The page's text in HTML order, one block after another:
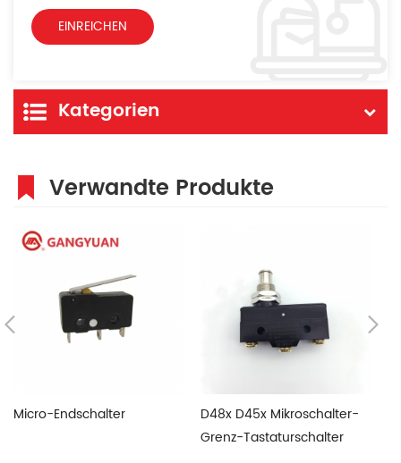
Kategorien
Verwandte Produkte
Micro-Endschalter
D48x D45x Mikroschalter-
Grenz-Tastaturschalter